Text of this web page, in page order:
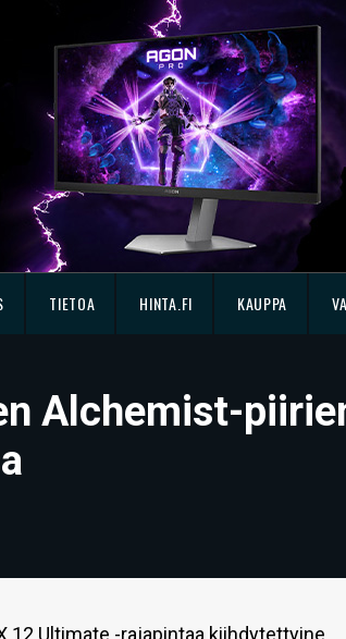
TIETOA HINTA.FI KAUPPA
Alchemist-
12 Ultimate -rajapintaa kiihdytettyine